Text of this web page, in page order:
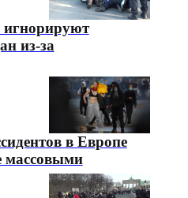
игнорируют
из-за
в Европе
массовыми